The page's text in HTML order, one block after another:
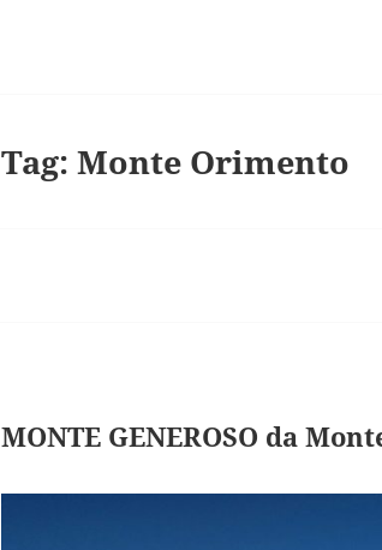
Tag:Monte Orimento
MONTE GENEROSO da